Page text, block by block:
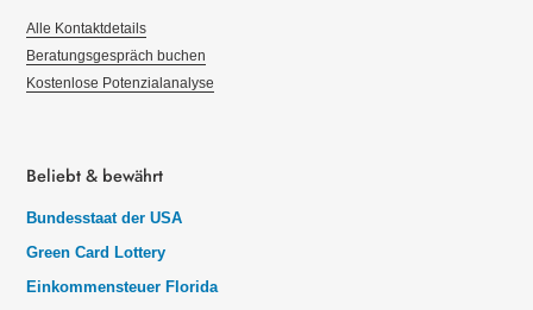
Alle Kontaktdetails
Beratungsgespräch buchen
Kostenlose Potenzialanalyse
Beliebt & bewährt
Bundesstaat der USA
Green Card Lottery
Einkommensteuer Florida